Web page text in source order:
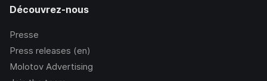
Découvrez-nous
Presse
Press releases (en)
Molotov Advertising